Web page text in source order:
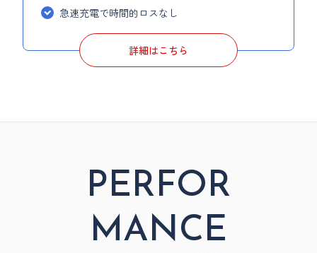
急速充電で時間的ロスなし
詳細はこちら
PERFOR
MANCE